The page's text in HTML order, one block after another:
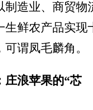
制造业、商贸物
生鲜农产品实现
谓凤毛麟角。
庄浪苹果的“芯